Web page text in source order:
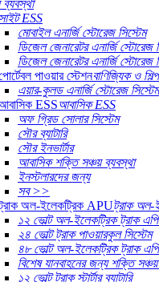
ESS
মোবাইল এনার্জি স্টোরেজ সিস্টেম
ডিজেল জেনারেটর এনার্জি
ডিজেল জেনারেটর এনার্জি
বাণিজ্যিক ও
এয়ার-কুলড এনার্জি স্টোরেজ সিস্টেম
আবাসিক ESS
অফ গ্রিড সোলার সিস্টেম
সৌর ব্যাটারি
সৌর ইনভার্টার
আবাসিক শক্তি সঞ্চয় ব্যবস্থা
ইনস্টলারদের জন্য
সব >>
ট্রাক অল-
১২ ভোল্ট অল-ইলেকট্রিক ট্রাক
২৪ ভোল্ট ট্রাক পাওয়ারকুল সিস্টেম
৪৮ ভোল্ট অল-ইলেকট্রিক ট্রাক
বিশেষ যানবাহনের জন্য শক্তি সঞ্চয়
১২ ভোল্ট ট্রাক স্টার্টার ব্যাটারি